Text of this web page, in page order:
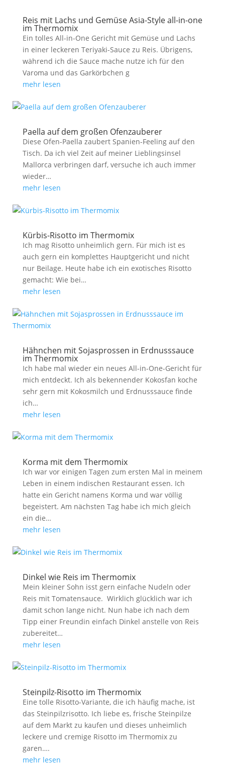
Reis mit Lachs und Gemüse Asia-Style all-in-one
im Thermomix
Ein tolles All-in-One Gericht mit Gemüse und Lachs
in einer leckeren Teriyaki-Sauce zu Reis. Übrigens,
während ich die Sauce mache nutze ich für den
Varoma und das Garkörbchen g
mehr lesen
Paella auf dem großen Ofenzauberer
Diese Ofen-Paella zaubert Spanien-Feeling auf den
Tisch. Da ich viel Zeit auf meiner Lieblingsinsel
Mallorca verbringen darf, versuche ich auch immer
wieder…
mehr lesen
Kürbis-Risotto im Thermomix
Ich mag Risotto unheimlich gern. Für mich ist es
auch gern ein komplettes Hauptgericht und nicht
nur Beilage. Heute habe ich ein exotisches Risotto
gemacht: Wie bei…
mehr lesen
Hähnchen mit Sojasprossen in Erdnusssauce
im Thermomix
Ich habe mal wieder ein neues All-in-One-Gericht für
mich entdeckt. Ich als bekennender Kokosfan koche
sehr gern mit Kokosmilch und Erdnusssauce finde
ich…
mehr lesen
Korma mit dem Thermomix
Ich war vor einigen Tagen zum ersten Mal in meinem
Leben in einem indischen Restaurant essen. Ich
hatte ein Gericht namens Korma und war völlig
begeistert. Am nächsten Tag habe ich mich gleich
ein die…
mehr lesen
Dinkel wie Reis im Thermomix
Mein kleiner Sohn isst gern einfache Nudeln oder
Reis mit Tomatensauce. Wirklich glücklich war ich
damit schon lange nicht. Nun habe ich nach dem
Tipp einer Freundin einfach Dinkel anstelle von Reis
zubereitet…
mehr lesen
Steinpilz-Risotto im Thermomix
Eine tolle Risotto-Variante, die ich häufig mache, ist
das Steinpilzrisotto. Ich liebe es, frische Steinpilze
auf dem Markt zu kaufen und dieses unheimlich
leckere und cremige Risotto im Thermomix zu
garen….
mehr lesen